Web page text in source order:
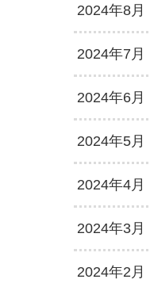
2024年8月
2024年7月
2024年6月
2024年5月
2024年4月
2024年3月
2024年2月